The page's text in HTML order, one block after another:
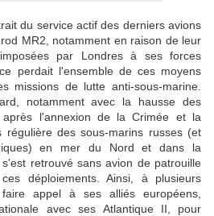
du service actif des derniers avions
MR2, notamment en raison de leur
par Londres à ses forces
perdait l'ensemble de ces moyens
missions de lutte anti-sous-marine.
notamment avec la hausse des
l'annexion de la Crimée et la
régulière des sous-marins russes (et
en mer du Nord et dans la
retrouvé sans avion de patrouille
déploiements. Ainsi, à plusieurs
appel à ses alliés européens,
avec ses Atlantique II, pour